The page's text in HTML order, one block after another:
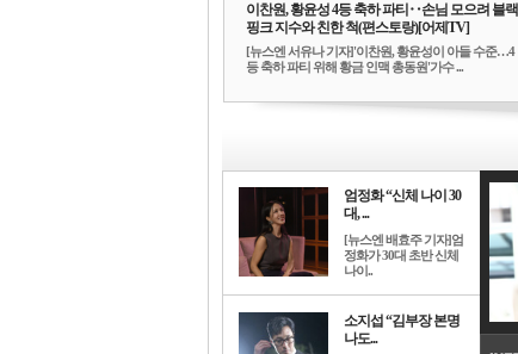
이찬원, 황윤성 4등 축하 파티‥손님 모으려 블랙
핑크 지수와 친한 척(편스토랑)[어제TV]
[뉴스엔 서유나 기자]'이찬원, 황윤성이 아들 수준…4
등 축하 파티 위해 황금 인맥 총동원'가수 ...
엄정화 “신체 나이 30
대, ...
[뉴스엔 배효주 기자]엄
정화가 30대 초반 신체
나이..
소지섭 “김부장 본명
나도...